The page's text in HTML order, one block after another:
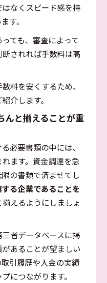
なくスピード感を持
す。
ても、審査によって
されれば手数料は高
料を安くするため、
介します。
んと揃えることが重
必要書類の中には、
ます。資金調達を急
の書類で済ませてし
る企業であることを
えるようにしましょ
者データベースに掲
あることが望ましい
引履歴や入金の実績
につながります。